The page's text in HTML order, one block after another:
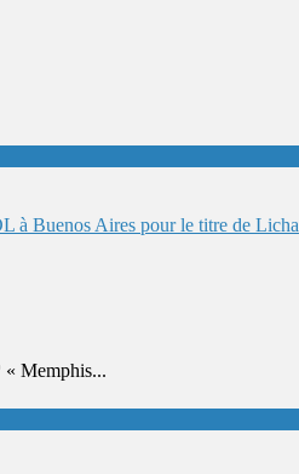
à Buenos Aires pour le titre de Licha
Memphis...